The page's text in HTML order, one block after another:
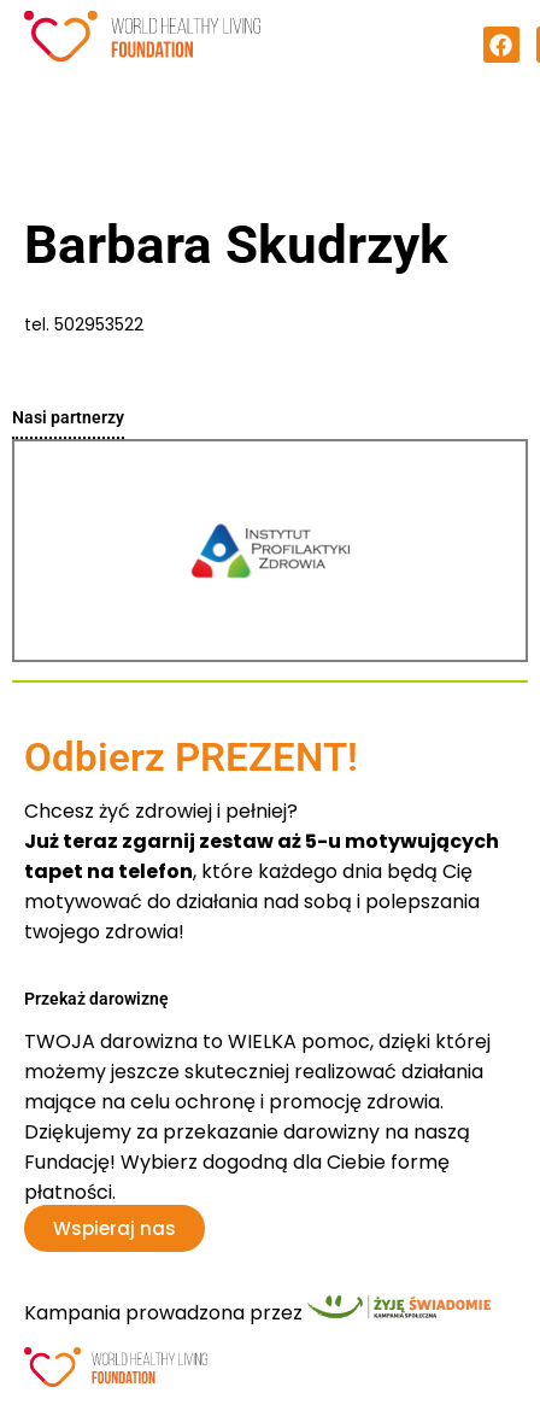
Barbara Skudrzyk
tel. 502953522
Nasi partnerzy
Odbierz PREZENT!
Chcesz żyć zdrowiej i pełniej?
Już teraz zgarnij zestaw aż 5-u motywujących
tapet na telefon, które każdego dnia będą Cię
motywować do działania nad sobą i polepszania
twojego zdrowia!
Przekaż darowiznę
TWOJA darowizna to WIELKA pomoc, dzięki której
możemy jeszcze skuteczniej realizować działania
mające na celu ochronę i promocję zdrowia.
Dziękujemy za przekazanie darowizny na naszą
Fundację! Wybierz dogodną dla Ciebie formę
płatności.
Wspieraj nas
Kampania prowadzona przez